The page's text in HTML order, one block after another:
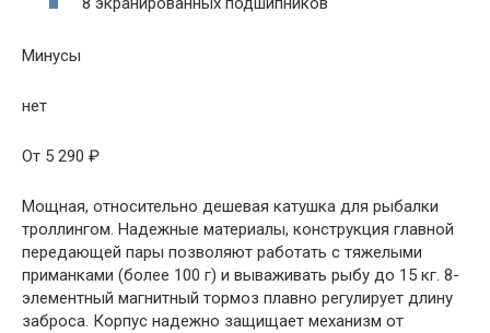
Минусы
нет
От 5 290 ₽
Мощная, относительно дешевая катушка для рыбалки
троллингом. Надежные материалы, конструкция главной
передающей пары позволяют работать с тяжелыми
приманками (более 100 г) и вываживать рыбу до 15 кг. 8-
элементный магнитный тормоз плавно регулирует длину
заброса. Корпус надежно защищает механизм от